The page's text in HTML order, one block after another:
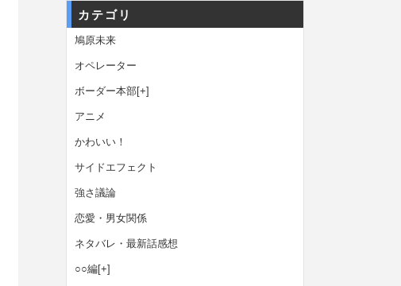
カテゴリ
鳩原未来
オペレーター
ボーダー本部[+]
アニメ
かわいい！
サイドエフェクト
強さ議論
恋愛・男女関係
ネタバレ・最新話感想
○○編[+]